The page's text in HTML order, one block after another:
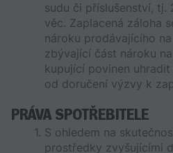
sudu či příslušenství, tj.
věc. Zaplacená záloha
nároku prodávajícího
zbývající část nároku
kupující povinen
od doručení výzvy k
PRÁVA SPOTŘEBITELE
S ohledem na
prostředky zvyšujícími